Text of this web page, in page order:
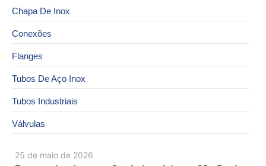
25 de maio de 2026
Chapa De Inox
Conexões
Flanges
Tubos De Aço Inox
Tubos Industriais
Válvulas